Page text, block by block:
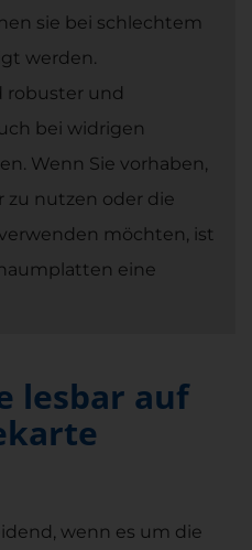
sie bei schlechtem
werden.
robuster und
bei widrigen
Wenn Sie vorhaben,
zu nutzen oder die
möchten, ist
eine
lesbar auf
wenn es um die